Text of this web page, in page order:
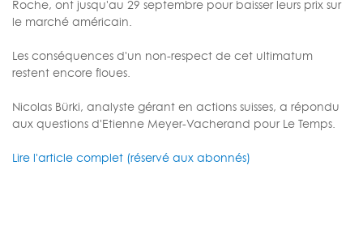
Roche, ont jusqu'au 29 septembre pour baisser leurs prix sur
le marché américain.
Les conséquences d'un non-respect de cet ultimatum
restent encore floues.
Nicolas Bürki, analyste gérant en actions suisses, a répondu
aux questions d'Etienne Meyer-Vacherand pour Le Temps.
Lire l'article complet (réservé aux abonnés)